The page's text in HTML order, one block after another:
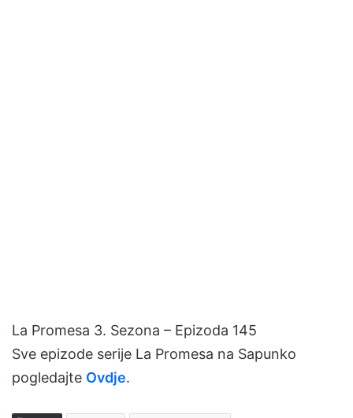
La Promesa 3. Sezona – Epizoda 145
Sve epizode serije La Promesa na Sapunko
pogledajte Ovdje.